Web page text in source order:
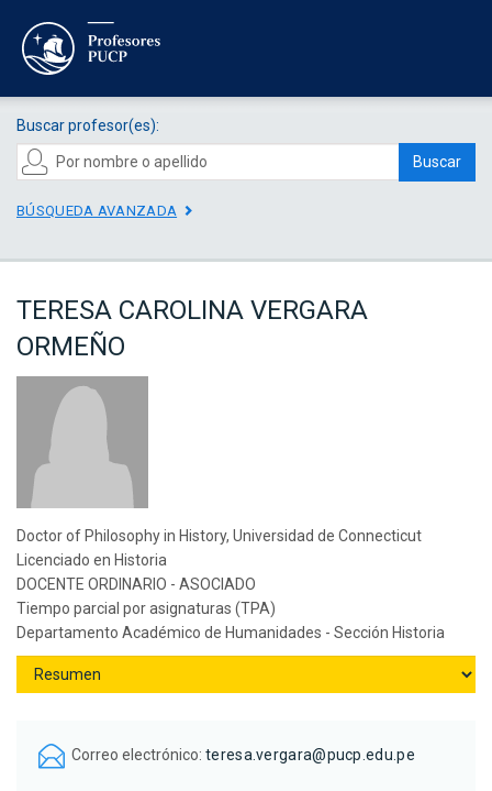
Buscar profesor(es):
Buscar
BÚSQUEDA AVANZADA
TERESA CAROLINA VERGARA
ORMEÑO
Doctor of Philosophy in History, Universidad de Connecticut
Licenciado en Historia
DOCENTE ORDINARIO - ASOCIADO
Tiempo parcial por asignaturas (TPA)
Departamento Académico de Humanidades - Sección Historia
Correo electrónico: teresa.vergara@pucp.edu.pe